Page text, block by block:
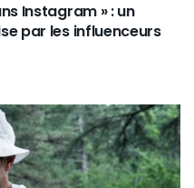
Instagram » : un
par les influenceurs